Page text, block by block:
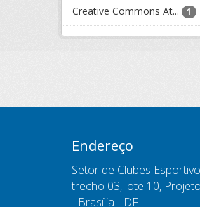
Creative Commons At... 1
Endereço
Setor de Clubes
trecho 03, lote 10,
- Brasília - DF